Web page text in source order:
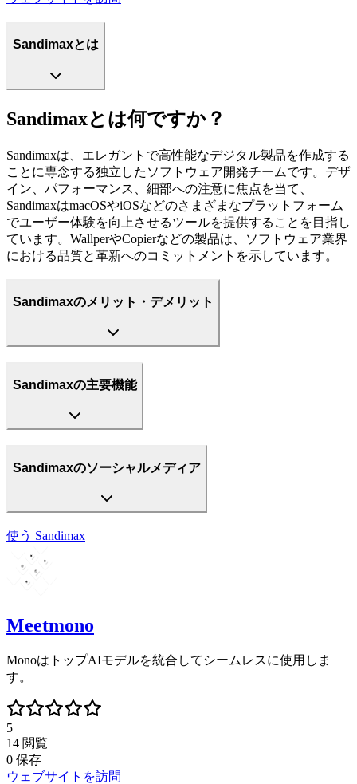
Sandimaxとは
Sandimaxとは何ですか？
Sandimaxは、エレガントで高性能なデジタル製品を作成する
ことに専念する独立したソフトウェア開発チームです。デザ
イン、パフォーマンス、細部への注意に焦点を当て、
SandimaxはmacOSやiOSなどのさまざまなプラットフォーム
でユーザー体験を向上させるツールを提供することを目指し
ています。WallperやCopierなどの製品は、ソフトウェア業界
における品質と革新へのコミットメントを示しています。
Sandimaxのメリット・デメリット
Sandimaxの主要機能
Sandimaxのソーシャルメディア
使う Sandimax
Meetmono
MonoはトップAIモデルを統合してシームレスに使用しま
す。
5
14 閲覧
0 保存
ウェブサイトを訪問